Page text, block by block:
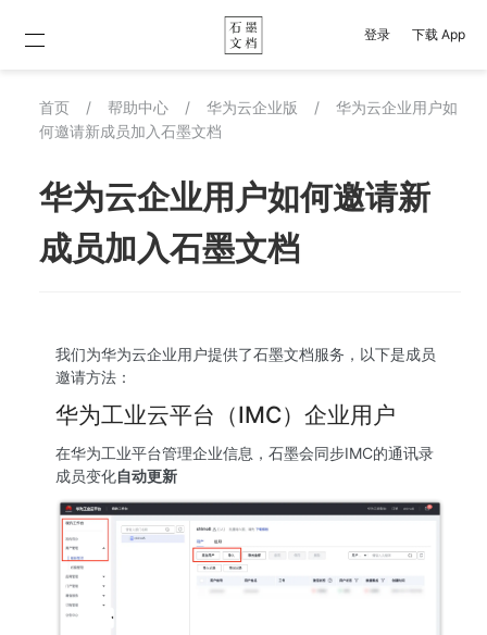
登录 下载 App
首页 / 帮助中心 / 华为云企业版 /
华为云企业用户如
何邀请新成员加入石墨文档
华为云企业用户如何邀请新
成员加入石墨文档
我们为华为云企业用户提供了石墨文档服务，以下是成员
邀请方法：
华为工业云平台（IMC）企业用户
在华为工业平台管理企业信息，石墨会同步IMC的通讯录
成员变化自动更新